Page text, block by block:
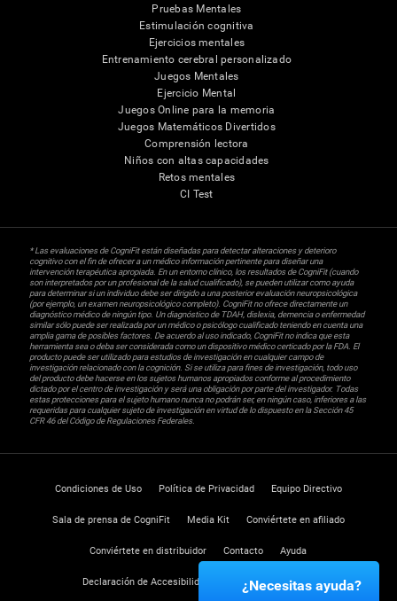
Pruebas Mentales
Estimulación cognitiva
Ejercicios mentales
Entrenamiento cerebral personalizado
Juegos Mentales
Ejercicio Mental
Juegos Online para la memoria
Juegos Matemáticos Divertidos
Comprensión lectora
Niños con altas capacidades
Retos mentales
CI Test
* Las evaluaciones de CogniFit están diseñadas para detectar alteraciones y deterioro
cognitivo con el fin de ofrecer a un médico información pertinente para diseñar una
intervención terapéutica apropiada. En un entorno clínico, los resultados de CogniFit (cuando
son interpretados por un profesional de la salud cualificado), se pueden utilizar como ayuda
para determinar si un individuo debe ser dirigido a una posterior evaluación neuropsicológica
(por ejemplo, un examen neuropsicológico completo). CogniFit no ofrece directamente un
diagnóstico médico de ningún tipo. Un diagnóstico de TDAH, dislexia, demencia o enfermedad
similar sólo puede ser realizada por un médico o psicólogo cualificado teniendo en cuenta una
amplia gama de posibles factores. De acuerdo al uso indicado, CogniFit no indica que esta
herramienta sea o deba ser considerada como un dispositivo médico certicado por la FDA. El
producto puede ser utilizado para estudios de investigación en cualquier campo de
investigación relacionado con la cognición. Si se utiliza para fines de investigación, todo uso
del producto debe hacerse en los sujetos humanos apropiados conforme al procedimiento
dictado por el centro de investigación y será una obligación por parte del investigador. Todas
estas protecciones para el sujeto humano nunca no podrán ser, en ningún caso, inferiores a las
requeridas para cualquier sujeto de investigación en virtud de lo dispuesto en la Sección 45
CFR 46 del Código de Regulaciones Federales.
Condiciones de Uso Política de Privacidad Equipo Directivo
Sala de prensa de CogniFit Media Kit Conviértete en afiliado
Conviértete en distribuidor Contacto Ayuda
Declaración de Accesibilidad Centro de Confianza
¿Necesitas ayuda?